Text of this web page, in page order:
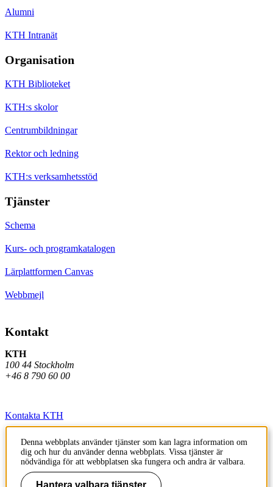
Alumni
KTH Intranät
Organisation
KTH Biblioteket
KTH:s skolor
Centrumbildningar
Rektor och ledning
KTH:s verksamhetsstöd
Tjänster
Schema
Kurs- och programkatalogen
Lärplattformen Canvas
Webbmejl
Kontakt
KTH
100 44 Stockholm
+46 8 790 60 00
Kontakta KTH
Jobba på KTH
Press och media
Faktura och betalning KTH
Denna webbplats använder tjänster som kan lagra information om
dig och hur du använder denna webbplats. Vissa tjänster är
nödvändiga för att webbplatsen ska fungera och andra är valbara.
Hantera valbara tjänster